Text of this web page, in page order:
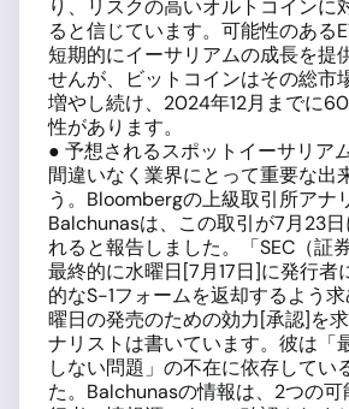
り、リスクの高いオルトコインに
ると信じています。可能性のある
短期的にイーサリアムの成長を提
せんが、ビットコインはその総市
増やし続け、2024年12月までに
性があります。
● 予想されるスポットイーサリア
間違いなく業界にとって重要な出
う。Bloombergの上級取引所アナ
Balchunasは、この取引が7月23
れると報告しました。「SEC（証
最終的に水曜日[7月17日]に発行者
的なS-1フォームを返却するよう
曜日の発売のための効力[承認]を
ナリストは書いています。彼は「
しない問題」の不在に依存してい
た。Balchunasの情報は、2つの可